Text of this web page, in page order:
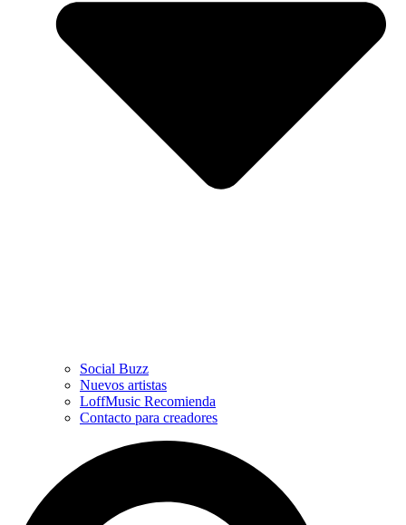
Social Buzz
Nuevos artistas
LoffMusic Recomienda
Contacto para creadores